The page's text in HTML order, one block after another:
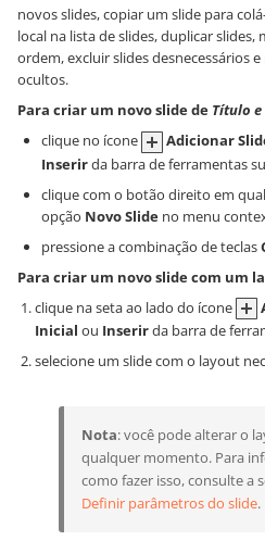
novos slides, copiar um slide para
local na lista de slides, duplicar
ordem, excluir slides desnecessários
ocultos.
Para criar um novo slide de Título
clique no ícone
Adicionar
Inserirda barra de ferramentas
clique com o botão direito em
opção Novo Slide no menu
pressione a combinação de teclas
Para criar um novo slide com um
clique na seta ao lado do ícone
Inicial ou Inserirda barra de
selecione um slide com o layout
Nota: você pode alterar o
qualquer momento. Para
como fazer isso, consulte a
Definir parâmetros do slide.